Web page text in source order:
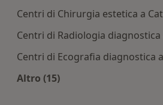
Centri di Chirurgia estetica a
Centri di Radiologia diagnostica
Centri di Ecografia diagnostica
Altro (15)